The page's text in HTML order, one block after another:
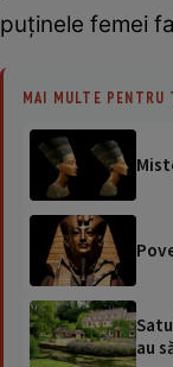
puţinele femei
MAI MULTE PENTRU
au